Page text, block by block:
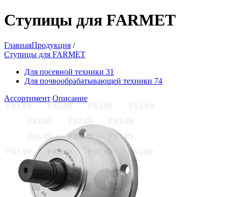
Ступицы для FARMET
ГлавнаяПродукция /
Ступицы для FARMET
Для посевной техники 31
Для почвообрабатывающей техники 74
Ассортимент Описание